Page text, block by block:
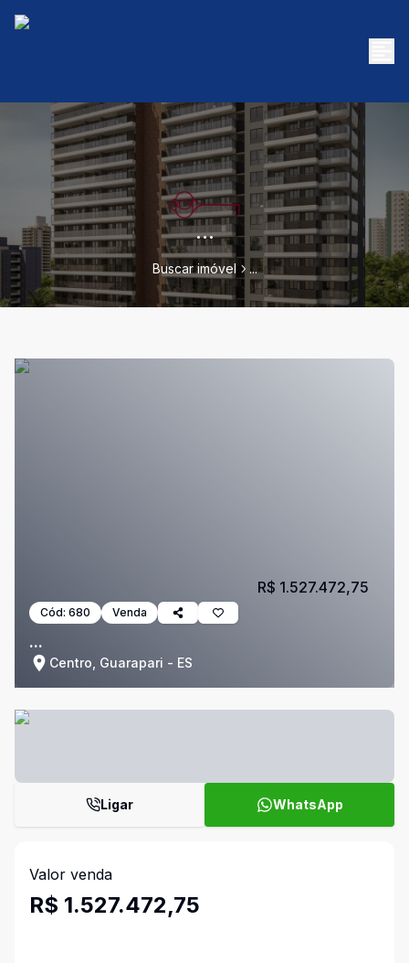
...
Buscar imóvel ...
Cód: 680 Venda
...
Centro, Guarapari - ES
R$ 1.527.472,75
Ligar WhatsApp
Valor venda
R$ 1.527.472,75